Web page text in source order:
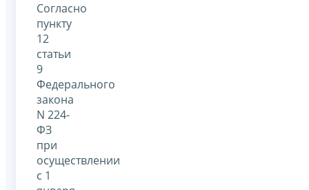
Согласно
пункту
12
статьи
9
Федерального
закона
N 224-
ФЗ
при
осуществлении
с 1